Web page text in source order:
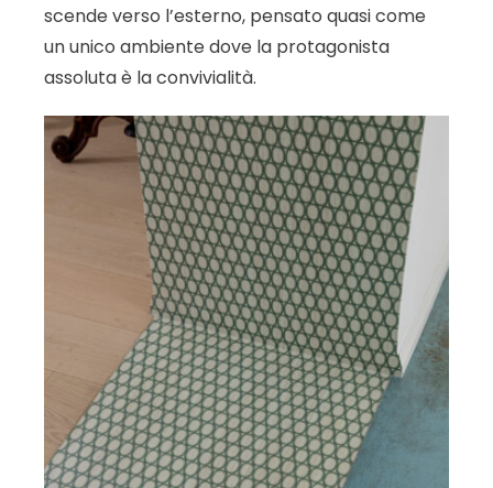
scende verso l’esterno, pensato quasi come
un unico ambiente dove la protagonista
assoluta è la convivialità.